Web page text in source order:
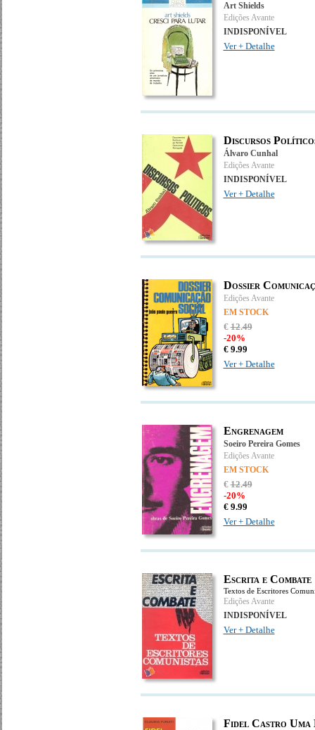
Art Shields
Edições Avante
INDISPONÍVEL
Ver + Detalhe
Discursos
Álvaro Cunhal
Edições Avante
INDISPONÍVEL
Ver + Detalhe
Dossier
Edições Avante
EM STOCK
€12.49
-20%
€ 9.99
Ver + Detalhe
Engrenagem
Soeiro Pereira Gomes
Edições Avante
EM STOCK
€12.49
-20%
€ 9.99
Ver + Detalhe
Escrita e Combate
Textos de Escritores
Edições Avante
INDISPONÍVEL
Ver + Detalhe
Fidel Castro